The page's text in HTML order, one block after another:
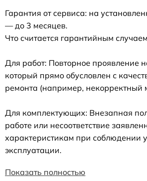
Гарантия от сервиса: на
— до 3 месяцев.
Что считается гарантийным
Для работ: Повторное проявление
который прямо обусловлен с
ремонта (например, некорректный
Для комплектующих: Внезапная
работе или несоответствие
характеристикам при соблюдении
эксплуатации.
Показать полностью